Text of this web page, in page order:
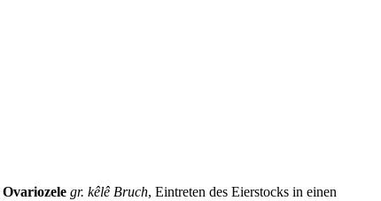
Ovariozele gr. kêlê Bruch, Eintreten des Eierstocks in einen